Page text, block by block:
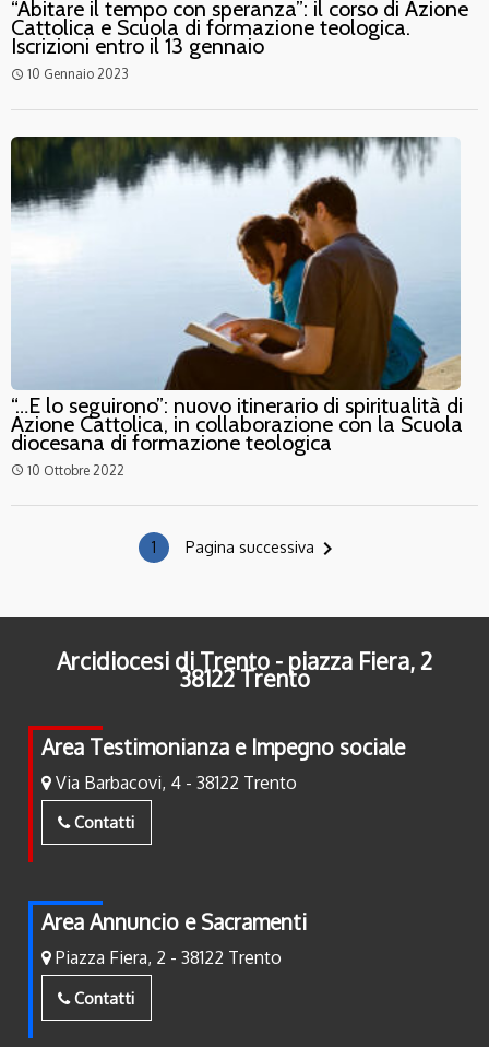
“Abitare il tempo con speranza”: il corso di Azione
Cattolica e Scuola di formazione teologica.
Iscrizioni entro il 13 gennaio
access_time 10 Gennaio 2023
“…E lo seguirono”: nuovo itinerario di spiritualità di
Azione Cattolica, in collaborazione con la Scuola
diocesana di formazione teologica
access_time 10 Ottobre 2022
1 Pagina successiva navigate_next
Arcidiocesi di Trento - piazza Fiera, 2
38122 Trento
Area Testimonianza e Impegno sociale
Via Barbacovi, 4 - 38122 Trento
Contatti
Area Annuncio e Sacramenti
Piazza Fiera, 2 - 38122 Trento
Contatti